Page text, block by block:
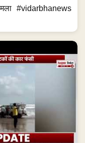
#vidarbhanews